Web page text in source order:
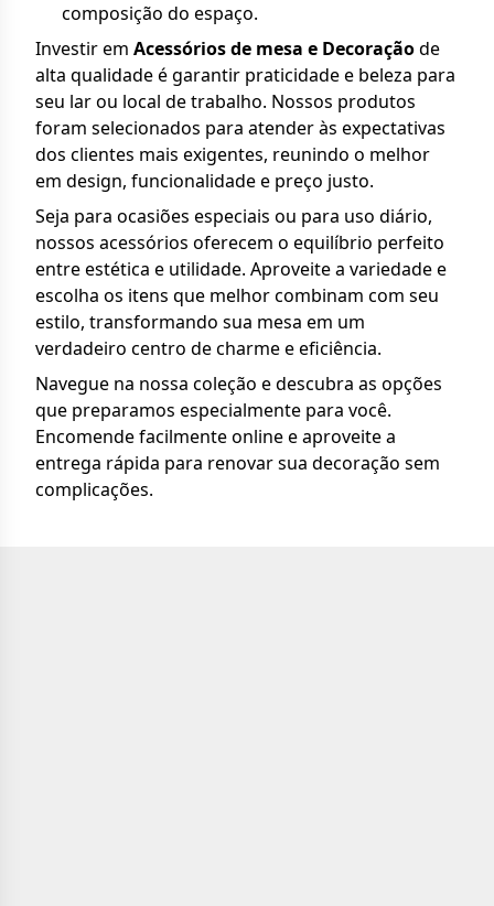
composição do espaço.
Investir em Acessórios de mesa e Decoraçãode
alta qualidade é garantir praticidade e beleza para
seu lar ou local de trabalho. Nossos produtos
foram selecionados para atender às expectativas
dos clientes mais exigentes, reunindo o melhor
em design, funcionalidade e preço justo.
Seja para ocasiões especiais ou para uso diário,
nossos acessórios oferecem o equilíbrio perfeito
entre estética e utilidade. Aproveite a variedade e
escolha os itens que melhor combinam com seu
estilo, transformando sua mesa em um
verdadeiro centro de charme e eficiência.
Navegue na nossa coleção e descubra as opções
que preparamos especialmente para você.
Encomende facilmente online e aproveite a
entrega rápida para renovar sua decoração sem
complicações.